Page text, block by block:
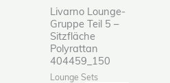
Livarno Lounge-
Gruppe Teil 5 –
Sitzfläche
Polyrattan
404459_150
Lounge Sets